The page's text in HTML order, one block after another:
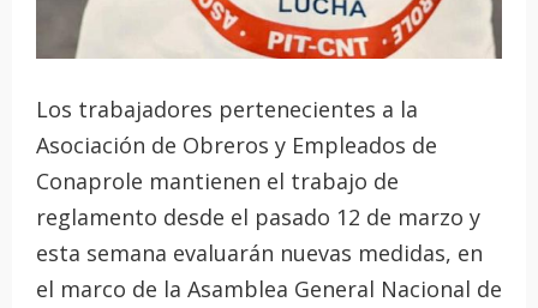
Los trabajadores pertenecientes a la
Asociación de Obreros y Empleados de
Conaprole mantienen el trabajo de
reglamento desde el pasado 12 de marzo y
esta semana evaluarán nuevas medidas, en
el marco de la Asamblea General Nacional de